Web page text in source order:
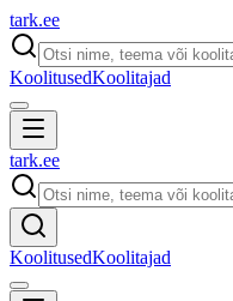
tark.ee
KoolitusedKoolitajad
tark.ee
KoolitusedKoolitajad